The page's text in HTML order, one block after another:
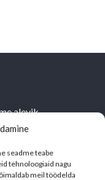
seadme teabe
tehnoloogiaid nagu
meil töödelda
alevik